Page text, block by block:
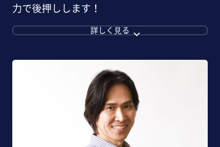
力で後押しします！